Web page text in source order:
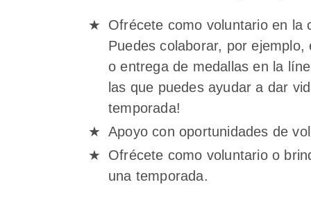
Ofrécete como voluntario en la
Puedes colaborar, por
o entrega de medallas en la
las que puedes ayudar a dar
temporada!
Apoyo con oportunidades de
Ofrécete como voluntario o
una temporada.